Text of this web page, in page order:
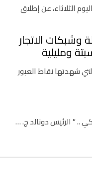
الثلاثاء، عن إطلاق
وشبكات الاتجار
ومليلية
شهدتها نقاط العبور
.. ” الرئيس دونالد ج. …